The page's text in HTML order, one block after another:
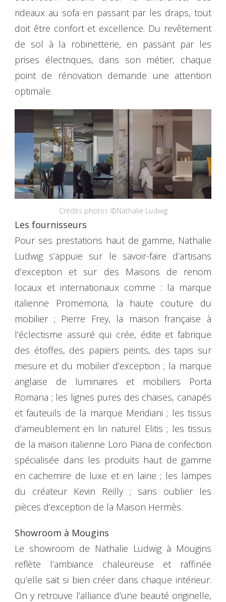
rideaux au sofa en passant par les draps, tout
doit être confort et excellence. Du revêtement
de sol à la robinetterie, en passant par les
prises électriques, dans son métier, chaque
point de rénovation demande une attention
optimale.
Crédits photos ©Nathalie Ludwig
Les fournisseurs
Pour ses prestations haut de gamme, Nathalie
Ludwig s’appuie sur le savoir-faire d’artisans
d’exception et sur des Maisons de renom
locaux et internationaux comme : la marque
italienne Promemoria, la haute couture du
mobilier ; Pierre Frey, la maison française à
l’éclectisme assuré qui crée, édite et fabrique
des étoffes, des papiers peints, des tapis sur
mesure et du mobilier d’exception ; la marque
anglaise de luminaires et mobiliers Porta
Romana ; les lignes pures des chaises, canapés
et fauteuils de la marque Meridiani ; les tissus
d’ameublement en lin naturel Elitis ; les tissus
de la maison italienne Loro Piana de confection
spécialisée dans les produits haut de gamme
en cachemire de luxe et en laine ; les lampes
du créateur Kevin Reilly ; sans oublier les
pièces d’exception de la Maison Hermès.
Showroom à Mougins
Le showroom de Nathalie Ludwig à Mougins
reflète l’ambiance chaleureuse et raffinée
qu’elle sait si bien créer dans chaque intérieur.
On y retrouve l’alliance d’une beauté originelle,